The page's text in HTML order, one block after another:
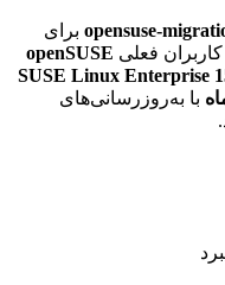
opensuse- برای
فعلی openSUSE
SUSE Linux Enterprise
با به‌روزرسانی‌های